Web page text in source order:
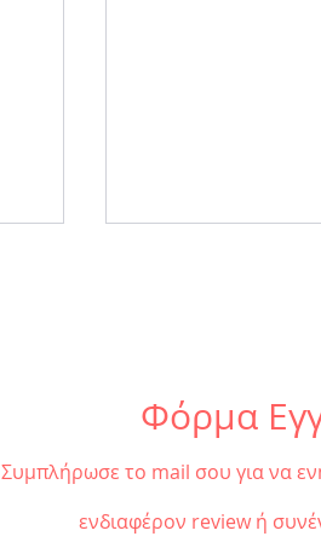
Review:
Wolves» | μια
έντονη & οπτικά
Φόρμα
Συμπλήρωσε το mail σου για να
ενδιαφέρον review ή